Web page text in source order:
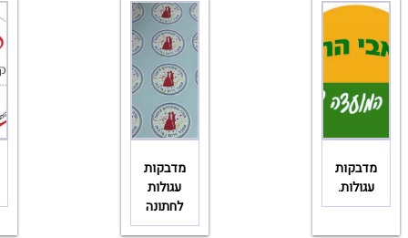
מדבקות
עגולות.
מדבקות
עגולות
לחתונה